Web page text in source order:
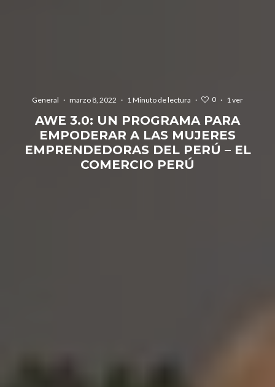
General · marzo 8, 2022 · 1 Minuto de lectura · 0 · 1 ver
AWE 3.0: UN PROGRAMA PARA
EMPODERAR A LAS MUJERES
EMPRENDEDORAS DEL PERÚ – EL
COMERCIO PERÚ